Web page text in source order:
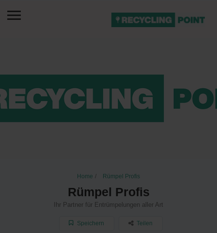
Home Rümpel Profis
Rümpel Profis
Ihr Partner für Entrümpelungen aller Art
Speichern Teilen